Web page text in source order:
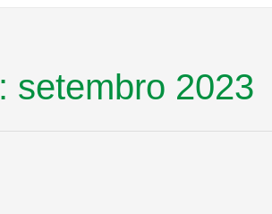
setembro 2023